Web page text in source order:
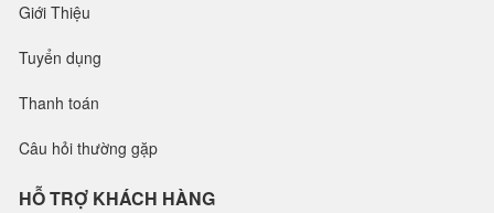
Giới Thiệu
Tuyển dụng
Thanh toán
Câu hỏi thường gặp
HỖ TRỢ KHÁCH HÀNG